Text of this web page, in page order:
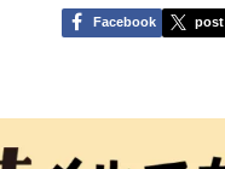
Facebook post